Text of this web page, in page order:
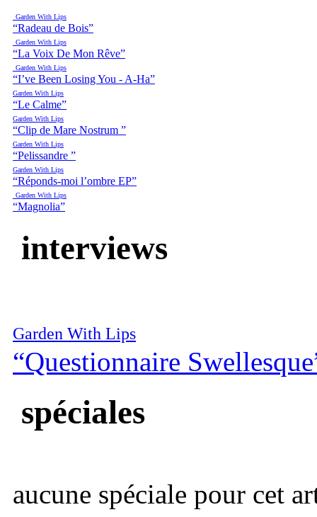
Garden With Lips
“Radeau de Bois”
Garden With Lips
“La Voix De Mon Rêve”
Garden With Lips
“I’ve Been Losing You - A-Ha”
Garden With Lips
“Le Calme”
Garden With Lips
“Clip de Mare Nostrum ”
Garden With Lips
“Pelissandre ”
Garden With Lips
“Réponds-moi l’ombre EP”
Garden With Lips
“Magnolia”
interviews
Garden With Lips
“Questionnaire
spéciales
aucune spéciale pour cet